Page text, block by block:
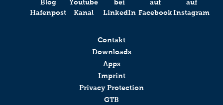
Friendly
Contakt
Downloads
Apps
Imprint
Privacy Protection
GTB